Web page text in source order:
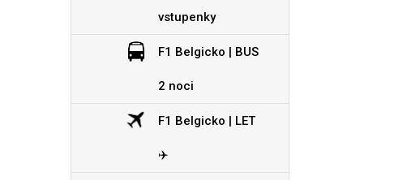
Hertha Berlín
Schalke 04
Werder Bremen
vstupenky
F1 Belgicko | BUS
2 noci
F1 Belgicko | LET
✈️